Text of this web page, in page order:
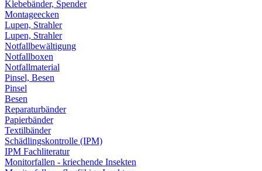
Klebebänder, Spender
Montageecken
Lupen, Strahler
Lupen, Strahler
Notfallbewältigung
Notfallboxen
Notfallmaterial
Pinsel, Besen
Pinsel
Besen
Reparaturbänder
Papierbänder
Textilbänder
Schädlingskontrolle (IPM)
IPM Fachliteratur
Monitorfallen - kriechende Insekten